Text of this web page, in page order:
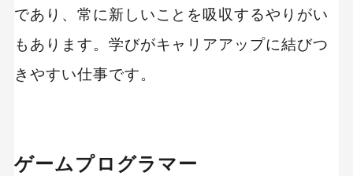
であり、常に新しいことを吸収するやりがい
もあります。学びがキャリアアップに結びつ
きやすい仕事です。
ゲームプログラマー